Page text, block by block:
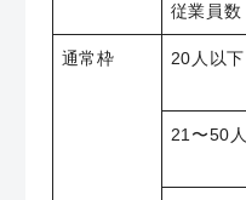
従業員数
通常枠 20人以下
21〜50人